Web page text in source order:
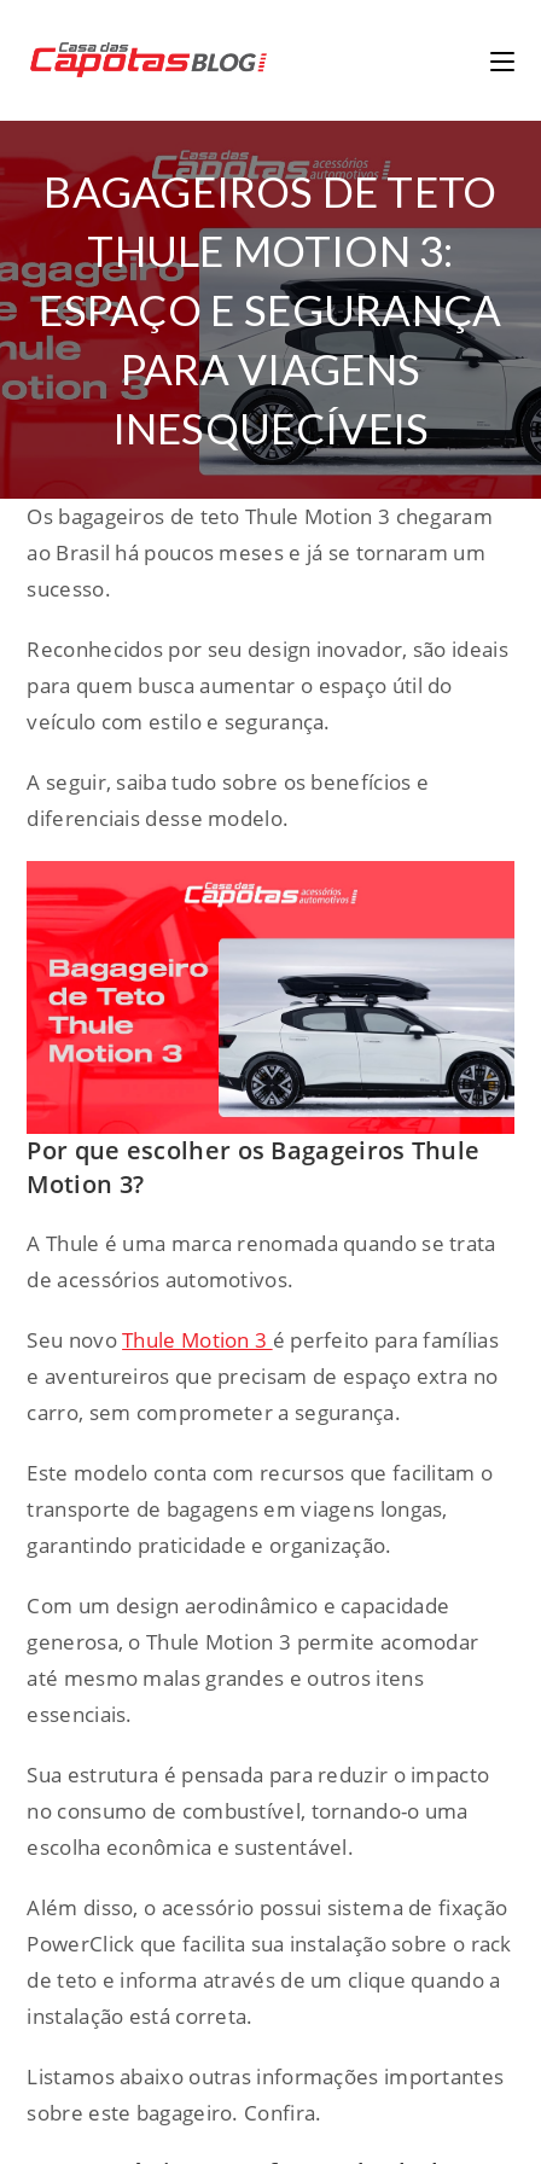
BAGAGEIROS DE TETO
THULE MOTION 3:
ESPAÇO E SEGURANÇA
PARA VIAGENS
INESQUECÍVEIS
Os bagageiros de teto Thule Motion 3 chegaram
ao Brasil há poucos meses e já se tornaram um
sucesso.
Reconhecidos por seu design inovador, são ideais
para quem busca aumentar o espaço útil do
veículo com estilo e segurança.
A seguir, saiba tudo sobre os benefícios e
diferenciais desse modelo.
Por que escolher os Bagageiros Thule
Motion 3?
A Thule é uma marca renomada quando se trata
de acessórios automotivos.
Seu novoThule Motion 3 é perfeito para famílias
e aventureiros que precisam de espaço extra no
carro, sem comprometer a segurança.
Este modelo conta com recursos que facilitam o
transporte de bagagens em viagens longas,
garantindo praticidade e organização.
Com um design aerodinâmico e capacidade
generosa, o Thule Motion 3 permite acomodar
até mesmo malas grandes e outros itens
essenciais.
Sua estrutura é pensada para reduzir o impacto
no consumo de combustível, tornando-o uma
escolha econômica e sustentável.
Além disso, o acessório possui sistema de fixação
PowerClick que facilita sua instalação sobre o rack
de teto e informa através de um clique quando a
instalação está correta.
Listamos abaixo outras informações importantes
sobre este bagageiro. Confira.